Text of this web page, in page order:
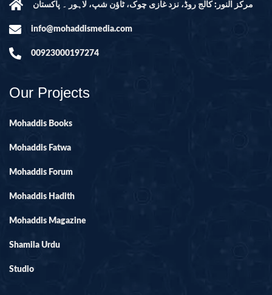
مرکز النور: کالج روڈ، نزد غازی چوک، ٹاؤن شپ، لاہور ۔ پاکستان
info@mohaddismedia.com
00923000197274
Our Projects
Mohaddis Books
Mohaddis Fatwa
Mohaddis Forum
Mohaddis Hadith
Mohaddis Magazine
Shamila Urdu
Studio